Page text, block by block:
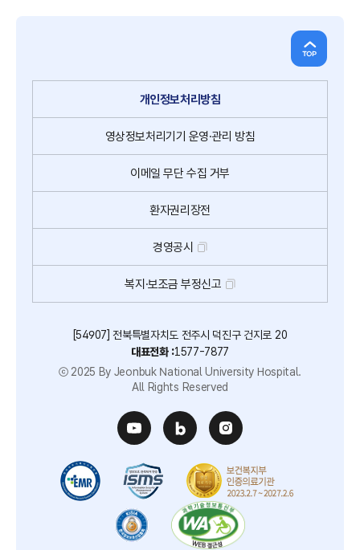
개인정보처리방침
영상정보처리기기 운영·관리 방침
이메일 무단수집 거부
환자권리장전
경영공시
복지·보조금 부정신고
[54907] 전북특별자치도 전주시 덕진구 건지로 20
대표전화 :1577-7877
ⓒ 2025 By Jeonbuk National University Hospital.
All Rights Reserved